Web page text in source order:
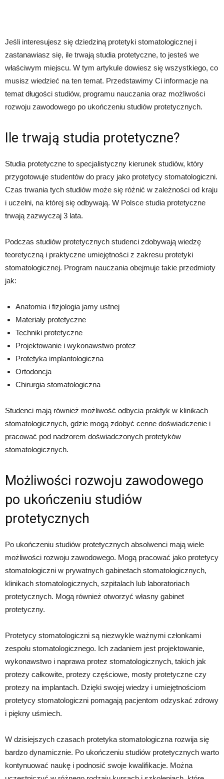
Jeśli interesujesz się dziedziną protetyki stomatologicznej i
zastanawiasz się, ile trwają studia protetyczne, to jesteś we
właściwym miejscu. W tym artykule dowiesz się wszystkiego, co
musisz wiedzieć na ten temat. Przedstawimy Ci informacje na
temat długości studiów, programu nauczania oraz możliwości
rozwoju zawodowego po ukończeniu studiów protetycznych.
Ile trwają studia protetyczne?
Studia protetyczne to specjalistyczny kierunek studiów, który
przygotowuje studentów do pracy jako protetycy stomatologiczni.
Czas trwania tych studiów może się różnić w zależności od kraju
i uczelni, na której się odbywają. W Polsce studia protetyczne
trwają zazwyczaj 3 lata.
Podczas studiów protetycznych studenci zdobywają wiedzę
teoretyczną i praktyczne umiejętności z zakresu protetyki
stomatologicznej. Program nauczania obejmuje takie przedmioty
jak:
Anatomia i fizjologia jamy ustnej
Materiały protetyczne
Techniki protetyczne
Projektowanie i wykonawstwo protez
Protetyka implantologiczna
Ortodoncja
Chirurgia stomatologiczna
Studenci mają również możliwość odbycia praktyk w klinikach
stomatologicznych, gdzie mogą zdobyć cenne doświadczenie i
pracować pod nadzorem doświadczonych protetyków
stomatologicznych.
Możliwości rozwoju zawodowego
po ukończeniu studiów
protetycznych
Po ukończeniu studiów protetycznych absolwenci mają wiele
możliwości rozwoju zawodowego. Mogą pracować jako protetycy
stomatologiczni w prywatnych gabinetach stomatologicznych,
klinikach stomatologicznych, szpitalach lub laboratoriach
protetycznych. Mogą również otworzyć własny gabinet
protetyczny.
Protetycy stomatologiczni są niezwykle ważnymi członkami
zespołu stomatologicznego. Ich zadaniem jest projektowanie,
wykonawstwo i naprawa protez stomatologicznych, takich jak
protezy całkowite, protezy częściowe, mosty protetyczne czy
protezy na implantach. Dzięki swojej wiedzy i umiejętnościom
protetycy stomatologiczni pomagają pacjentom odzyskać zdrowy
i piękny uśmiech.
W dzisiejszych czasach protetyka stomatologiczna rozwija się
bardzo dynamicznie. Po ukończeniu studiów protetycznych warto
kontynuować naukę i podnosić swoje kwalifikacje. Można